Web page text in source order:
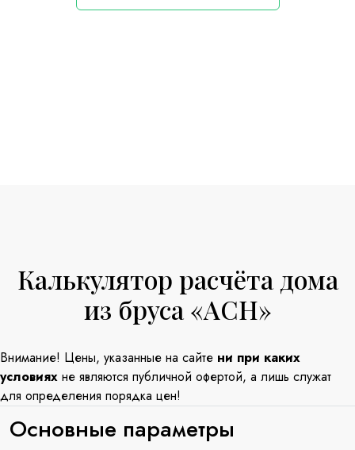
Калькулятор расчёта дома
из бруса «ACH»
Внимание! Цены, указанные на сайте ни при каких
условиях не являются публичной офертой, а лишь служат
для определения порядка цен!
Основные параметры